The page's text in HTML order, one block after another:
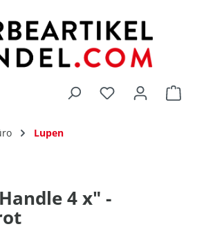
Du hast 0
Lupen
4 x" -